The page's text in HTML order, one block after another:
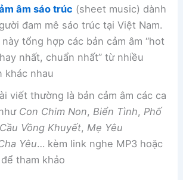
âm sáo trúc (sheet music) dành
đam mê sáo trúc tại Việt Nam.
tổng hợp các bản cảm âm “hot
nhất, chuẩn nhất” từ nhiều
khác nhau
viết thường là bản cảm âm các ca
Con Chim Non, Biển Tình, Phố
Cầu Vồng Khuyết, Mẹ Yêu
Yêu… kèm link nghe MP3 hoặc
tham khảo